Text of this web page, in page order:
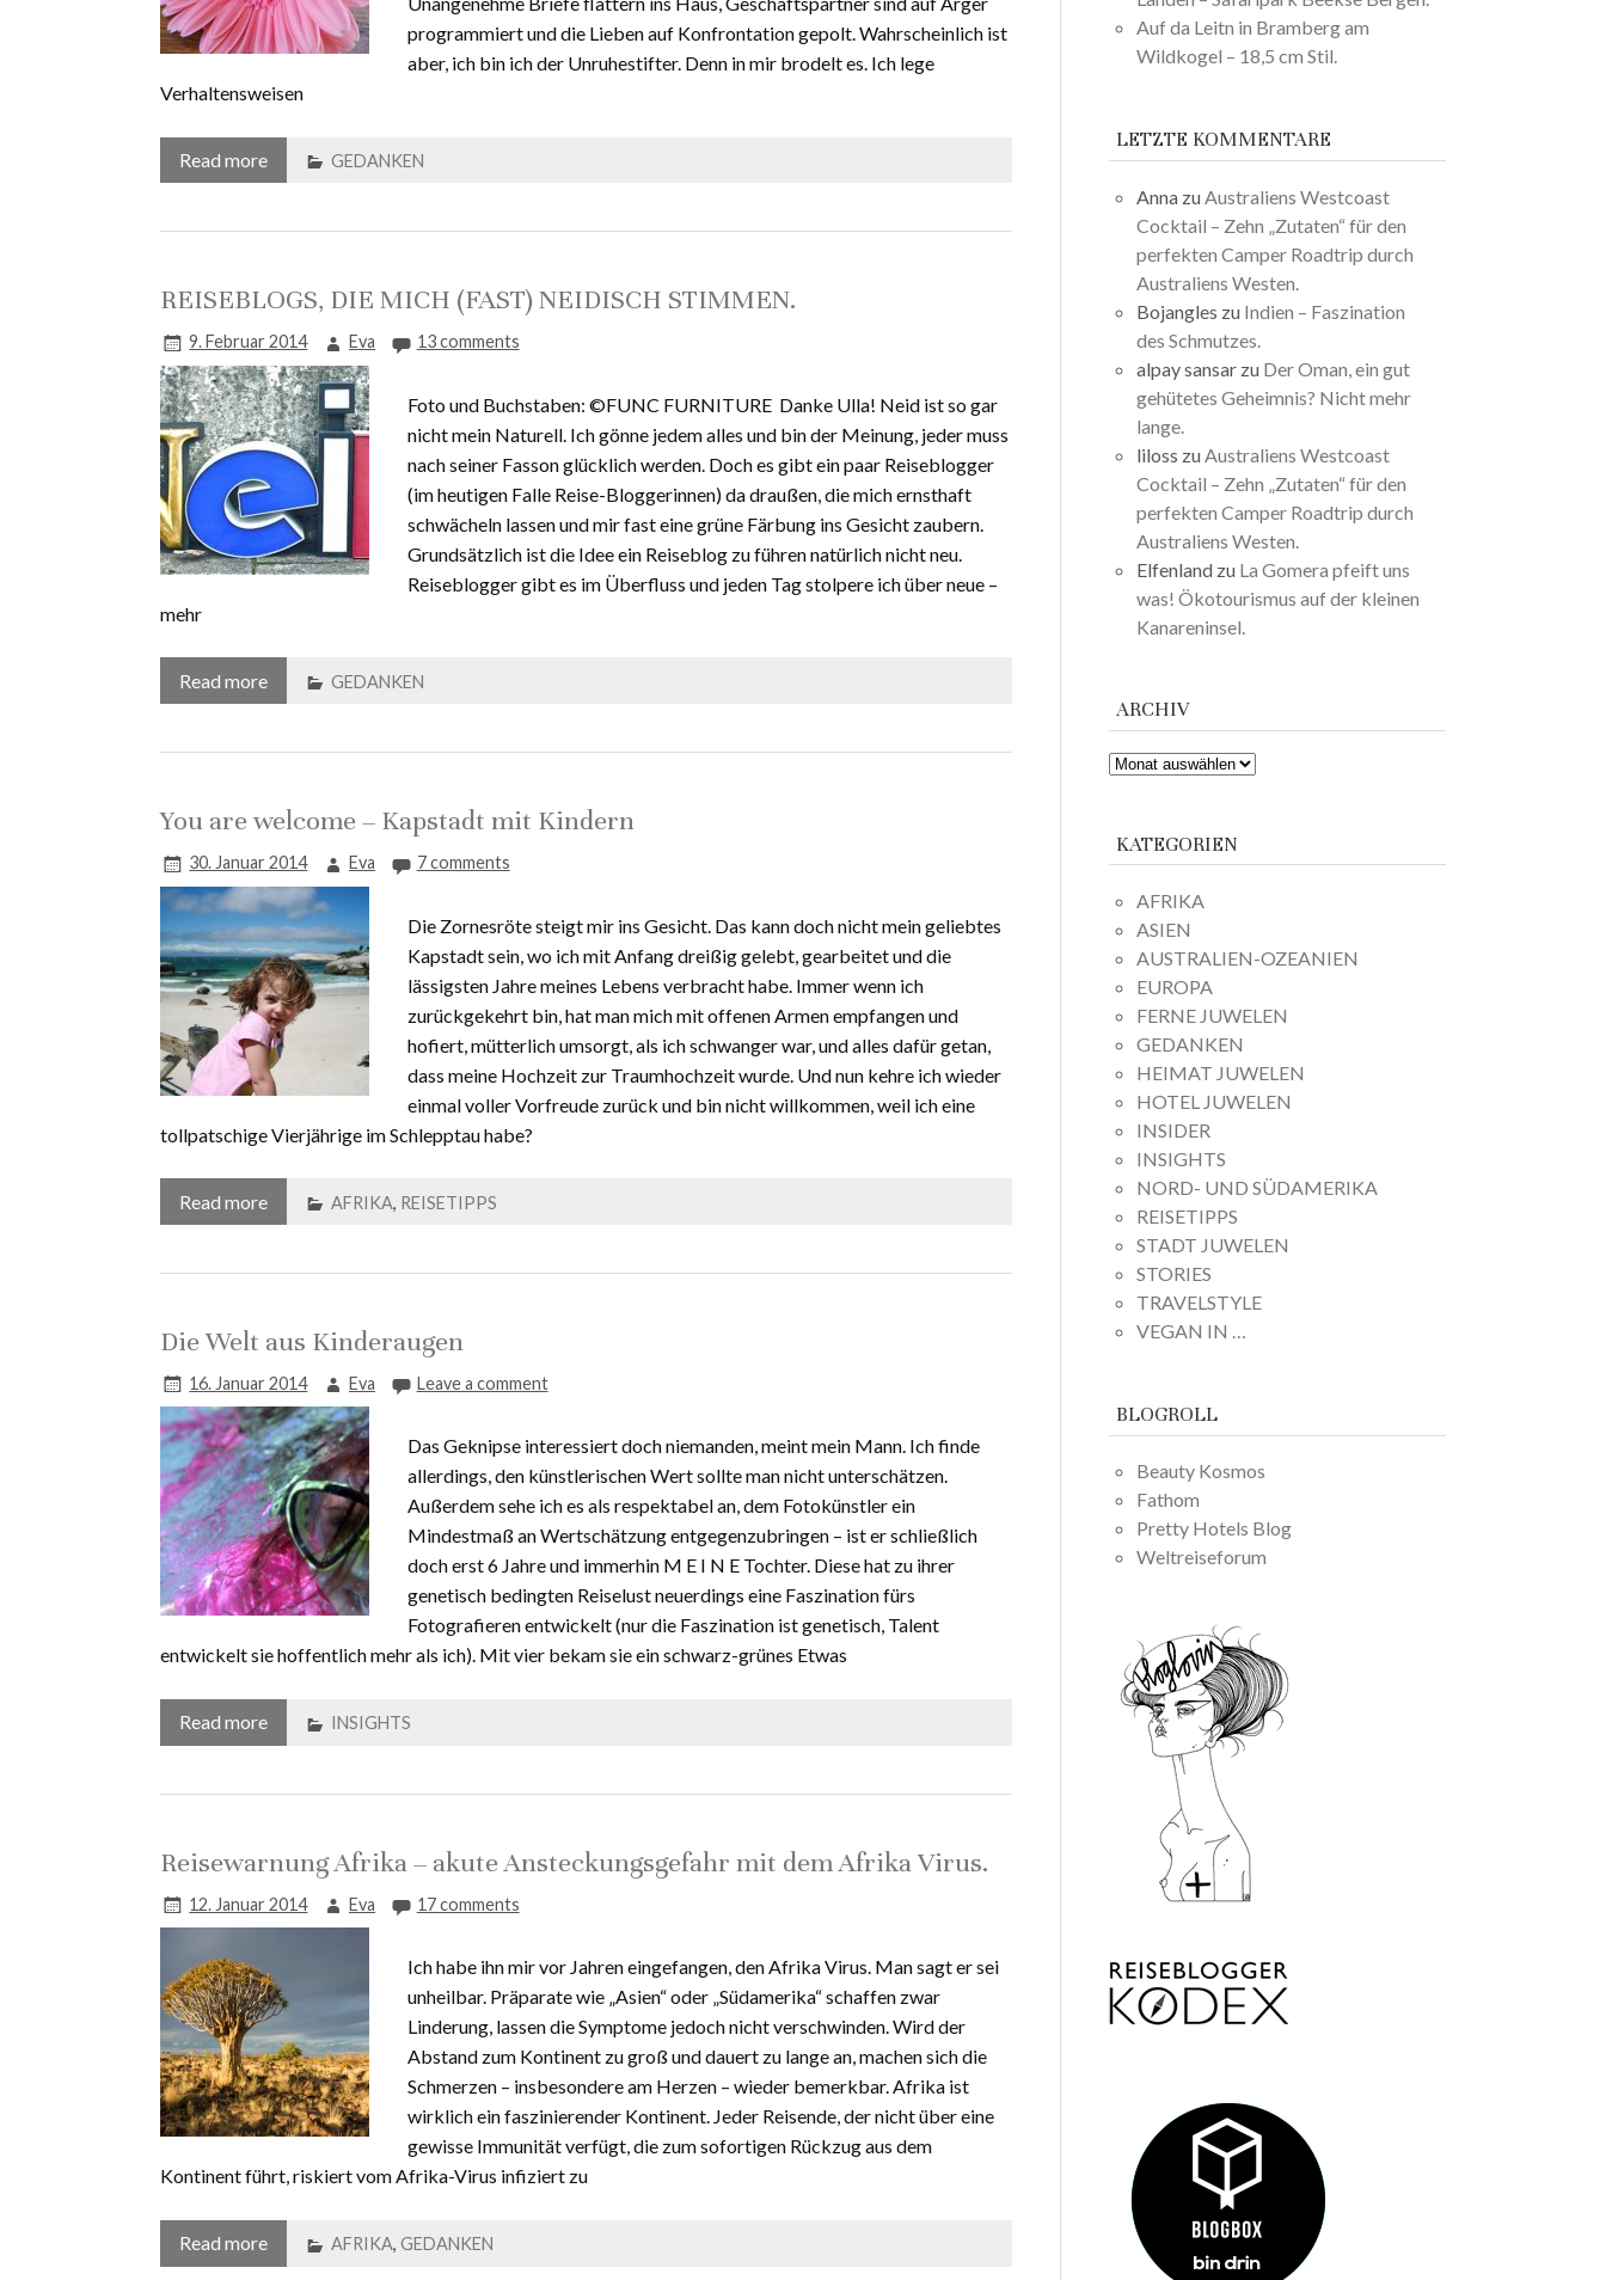
programmiert und die Lieben auf Konfrontation gepolt. Wahrscheinlich ist
aber, ich bin ich der Unruhestifter. Denn in mir brodelt es. Ich lege
Verhaltensweisen
Read more GEDANKEN
REISEBLOGS, DIE MICH (FAST) NEIDISCH STIMMEN.
9. Februar 2014 Eva 13 comments
Foto und Buchstaben: ©FUNC FURNITURE Danke Ulla! Neid ist so gar
nicht mein Naturell. Ich gönne jedem alles und bin der Meinung, jeder muss
nach seiner Fasson glücklich werden. Doch es gibt ein paar Reiseblogger
(im heutigen Falle Reise-Bloggerinnen) da draußen, die mich ernsthaft
schwächeln lassen und mir fast eine grüne Färbung ins Gesicht zaubern.
Grundsätzlich ist die Idee ein Reiseblog zu führen natürlich nicht neu.
Reiseblogger gibt es im Überfluss und jeden Tag stolpere ich über neue –
mehr
Read more GEDANKEN
You are welcome – Kapstadt mit Kindern
30. Januar 2014 Eva 7 comments
Die Zornesröte steigt mir ins Gesicht. Das kann doch nicht mein geliebtes
Kapstadt sein, wo ich mit Anfang dreißig gelebt, gearbeitet und die
lässigsten Jahre meines Lebens verbracht habe. Immer wenn ich
zurückgekehrt bin, hat man mich mit offenen Armen empfangen und
hofiert, mütterlich umsorgt, als ich schwanger war, und alles dafür getan,
dass meine Hochzeit zur Traumhochzeit wurde. Und nun kehre ich wieder
einmal voller Vorfreude zurück und bin nicht willkommen, weil ich eine
tollpatschige Vierjährige im Schlepptau habe?
Read more AFRIKA, REISETIPPS
Die Welt aus Kinderaugen
16. Januar 2014 Eva Leave a comment
Das Geknipse interessiert doch niemanden, meint mein Mann. Ich finde
allerdings, den künstlerischen Wert sollte man nicht unterschätzen.
Außerdem sehe ich es als respektabel an, dem Fotokünstler ein
Mindestmaß an Wertschätzung entgegenzubringen – ist er schließlich
doch erst 6 Jahre und immerhin M E I N E Tochter. Diese hat zu ihrer
genetisch bedingten Reiselust neuerdings eine Faszination fürs
Fotografieren entwickelt (nur die Faszination ist genetisch, Talent
entwickelt sie hoffentlich mehr als ich). Mit vier bekam sie ein schwarz-grünes Etwas
Read more INSIGHTS
Reisewarnung Afrika – akute Ansteckungsgefahr mit dem Afrika Virus.
12. Januar 2014 Eva 17 comments
Ich habe ihn mir vor Jahren eingefangen, den Afrika Virus. Man sagt er sei
unheilbar. Präparate wie „Asien“ oder „Südamerika“ schaffen zwar
Linderung, lassen die Symptome jedoch nicht verschwinden. Wird der
Abstand zum Kontinent zu groß und dauert zu lange an, machen sich die
Schmerzen – insbesondere am Herzen – wieder bemerkbar. Afrika ist
wirklich ein faszinierender Kontinent. Jeder Reisende, der nicht über eine
gewisse Immunität verfügt, die zum sofortigen Rückzug aus dem
Kontinent führt, riskiert vom Afrika-Virus infiziert zu
Read more AFRIKA,GEDANKEN
Auf da Leitn in Bramberg am
Wildkogel – 18,5 cm Stil.
LETZTE KOMMENTARE
Anna zu Australiens Westcoast
Cocktail – Zehn „Zutaten“ für den
perfekten Camper Roadtrip durch
Australiens Westen.
Bojangles zu Indien – Faszination
des Schmutzes.
alpay sansar zu Der Oman, ein gut
gehütetes Geheimnis? Nicht mehr
lange.
liloss zu Australiens Westcoast
Cocktail – Zehn „Zutaten“ für den
perfekten Camper Roadtrip durch
Australiens Westen.
Elfenland zu La Gomera pfeift uns
was! Ökotourismus auf der kleinen
Kanareninsel.
ARCHIV
ARCHIV
KATEGORIEN
AFRIKA
ASIEN
AUSTRALIEN-OZEANIEN
EUROPA
FERNE JUWELEN
GEDANKEN
HEIMAT JUWELEN
HOTEL JUWELEN
INSIDER
INSIGHTS
NORD- UND SÜDAMERIKA
REISETIPPS
STADT JUWELEN
STORIES
TRAVELSTYLE
VEGAN IN …
BLOGROLL
Beauty Kosmos
Fathom
Pretty Hotels Blog
Weltreiseforum